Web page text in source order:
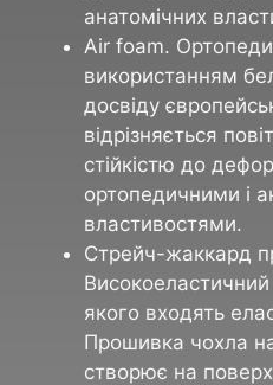
анатомічних
Air foam.
використанням
досвіду
відрізняється
стійкістю до
ортопедичними і
властивостями.
Стрейч-жаккард
якого входять
Прошивка чохла
створює на